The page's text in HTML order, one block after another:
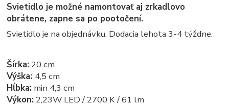
Svietidlo je možné namontovať aj zrkadlovo
obrátene, zapne sa po pootočení.
Svietidlo je na objednávku. Dodacia lehota 3-4 týždne.
Šírka: 20 cm
Výška: 4,5 cm
Hĺbka: min 4,3 cm
Výkon: 2,23W LED / 2700 K / 61 lm